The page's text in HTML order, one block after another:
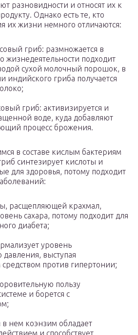
разновидности и относят их к
Однако есть те, кто
их жизни немного отличаются:
гриб: размножается в
жизнедеятельности подходит
сухой молочный порошок, в
индийского гриба получается
гриб: активизируется и
воде, куда добавляют
процесс брожения.
в составе кислым бактериям
синтезирует кислоты и
для здоровья, потому подходит
расщепляющей крахмал,
сахара, потому подходит для
диабета;
уровень
давления, выступая
против гипертонии;
пользу
и борется с
нем коэнзим обладает
и способствует